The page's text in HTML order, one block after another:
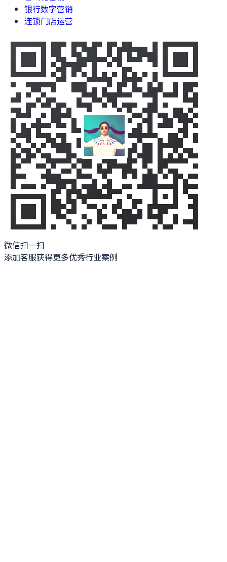
银行数字营销
连锁门店运营
微信扫一扫
添加客服获得更多优秀行业案例